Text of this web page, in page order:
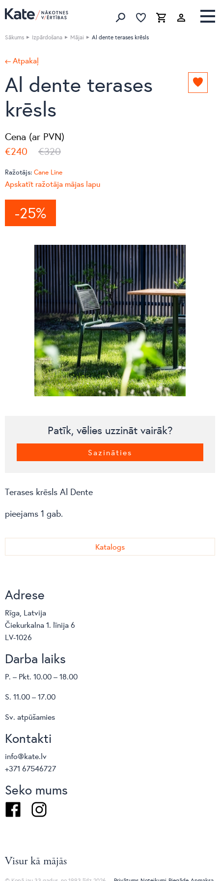
Meklēt produktus
IzlaseGrozs Izlase
Sākums Izpārdošana Mājai Al dente terases krēsls
← Atpakaļ
Al dente terases
krēsls
Cena (ar PVN)
€240
€320
Ražotājs: Cane Line
Apskatīt ražotāja mājas lapu
-25%
Patīk, vēlies uzzināt vairāk?
Sazināties
Terases krēsls Al Dente
pieejams 1 gab.
Katalogs
Adrese
Rīga, Latvija
Čiekurkalna 1. līnija 6
LV-1026
Darba laiks
P. – Pkt. 10.00 – 18.00
S. 11.00 – 17.00
Sv. atpūšamies
Kontakti
info@kate.lv
+371 67546727
Seko mums
FacebookInstagram
Visur kā mājās